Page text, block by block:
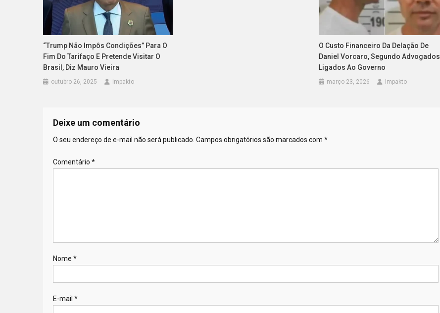
“Trump Não Impôs Condições” Para O
Fim Do Tarifaço E Pretende Visitar O
Brasil, Diz Mauro Vieira
outubro 26, 2025 Impakto
O Custo Financeiro Da Delação De
Daniel Vorcaro, Segundo Advogados
Ligados Ao Governo
março 23, 2026 Impakto
Deixe um comentário
O seu endereço de e-mail não será publicado. Campos obrigatórios são marcados com *
Comentário *
Nome *
E-mail *